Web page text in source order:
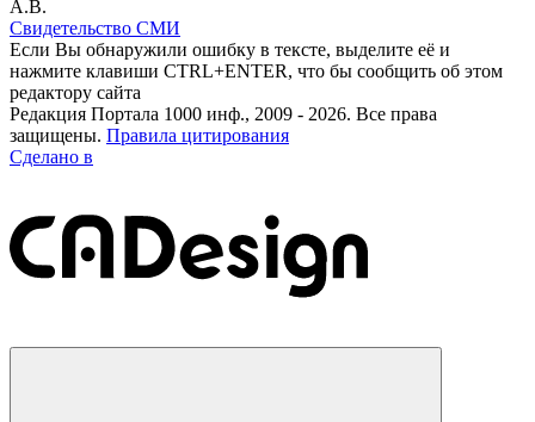
А.В.
Свидетельство СМИ
Если Вы обнаружили ошибку в тексте, выделите её и
нажмите клавиши CTRL+ENTER, что бы сообщить об этом
редактору сайта
Редакция Портала 1000 инф., 2009 - 2026. Все права
защищены. Правила цитирования
Сделано в